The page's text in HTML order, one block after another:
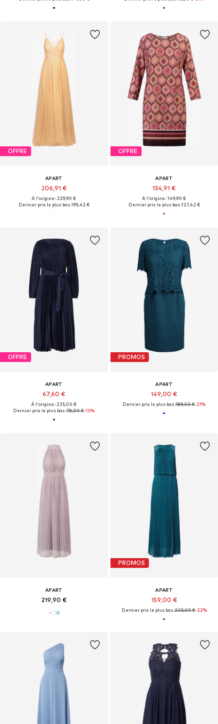
OFFRE
APART
206,91 €
À l'origine : 229,90 €
Dernier prix le plus bas :195,42 €
OFFRE
APART
134,91 €
À l'origine : 149,90 €
Dernier prix le plus bas :127,42 €
OFFRE
APART
67,60 €
À l'origine : 235,00 €
Dernier prix le plus bas :78,00 €-13%
PROMOS
APART
149,00 €
Dernier prix le plus bas :189,00 €-21%
APART
219,90 €
PROMOS
APART
159,00 €
Dernier prix le plus bas :205,00 €-22%